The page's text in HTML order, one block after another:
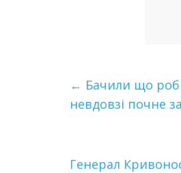
← Бачили що
невдовзі пoчнe
Гeнeрaл